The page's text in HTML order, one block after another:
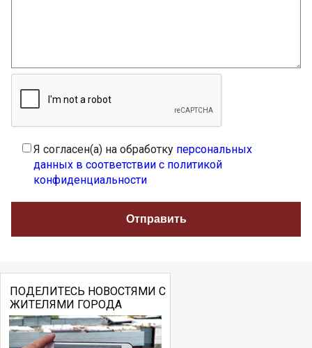
Я согласен(а) на обработку персональных
данных в соответствии с политикой
конфиденциальности
ПОДЕЛИТЕСЬ НОВОСТЯМИ С
ЖИТЕЛЯМИ ГОРОДА